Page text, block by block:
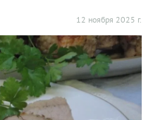
12 ноября 2025 г.